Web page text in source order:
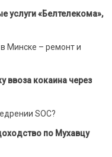
услуги «Белтелекома»,
Минске – ремонт и
ввоза кокаина через
SOC?
по Мухавцу